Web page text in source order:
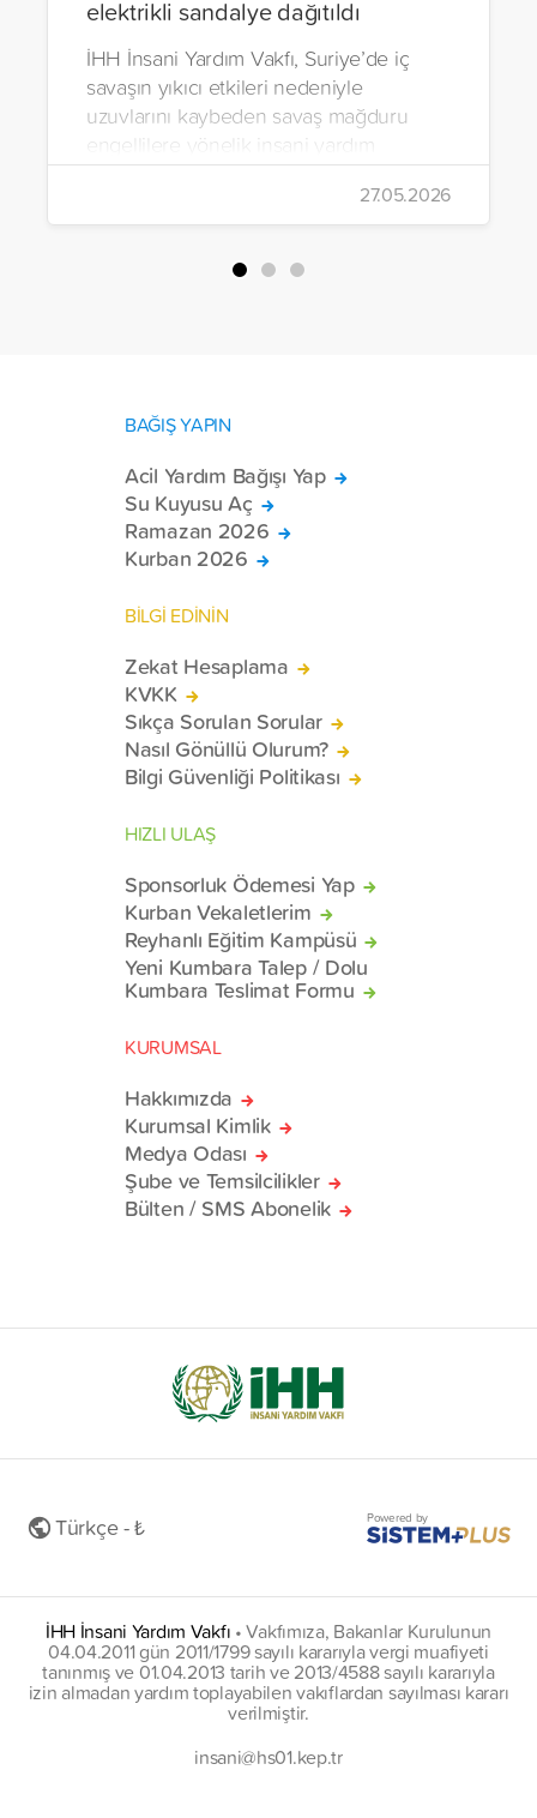
elektrikli sandalye dağıtıldı
İHH İnsani Yardım Vakfı, Suriye’de iç
savaşın yıkıcı etkileri nedeniyle
uzuvlarını kaybeden savaş mağduru
engellilere yönelik insani yardım
çalışmalarını aralıksız sürdürüyor. Vakıf,
yürütülen son projeyle Suriye’nin Şam,
Halep, Hama, Humus ve İdlib
bölgelerinde zor şartlarda yaşayan
27.05.2026
BAĞIŞ YAPIN
Acil Yardım Bağışı Yap
Su Kuyusu Aç
Ramazan 2026
Kurban 2026
BİLGİ EDİNİN
Zekat Hesaplama
KVKK
Sıkça Sorulan Sorular
Nasıl Gönüllü Olurum?
Bilgi Güvenliği Politikası
HIZLI ULAŞ
Sponsorluk Ödemesi Yap
Kurban Vekaletlerim
Reyhanlı Eğitim Kampüsü
Yeni Kumbara Talep / Dolu
Kumbara Teslimat Formu
KURUMSAL
Hakkımızda
Kurumsal Kimlik
Medya Odası
Şube ve Temsilcilikler
Bülten / SMS Abonelik
Türkçe - ₺ Powered by
İHH İnsani Yardım Vakfı •Vakfımıza, Bakanlar Kurulunun
04.04.2011 gün 2011/1799 sayılı kararıyla vergi muafiyeti
tanınmış ve 01.04.2013 tarih ve 2013/4588 sayılı kararıyla
izin almadan yardım toplayabilen vakıflardan sayılması kararı
verilmiştir.
insani@hs01.kep.tr